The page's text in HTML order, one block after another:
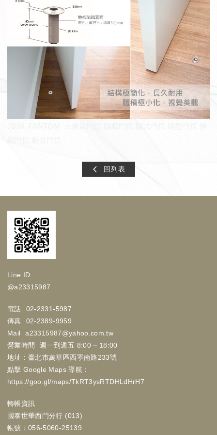
回列表
Line ID
@a23315987
電話
02-2331-5987
傳真
02-2389-9959
Mail
a23315987@yahoo.com.tw
營業時間
週一到週五 8:00 ~ 18:00
地址：臺北市萬華區西寧南路233號
點擊 Google Maps 導航：
https://goo.gl/maps/TkRT3ysRTDHLdHrH7
轉帳資訊
國泰世華西門分行 (013)
帳號：056-5060-25139